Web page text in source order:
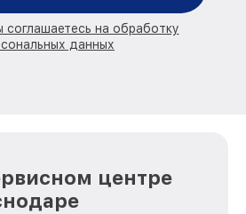
соглашаетесь на обработку
данных
центре